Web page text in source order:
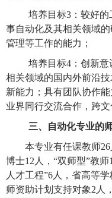
培养目标3 ：较好
事自动化及其相关领域
管理等工作的能力；
培养目标4 ：创新
相关领域的国内外前沿
新能力；具有团队协作
业界同行交流合作，跨文
三、自动化专业的
本专业有任课教师
博士12人， “双师型”教师
人才工程”6人，省高等
师资助计划支持对象2人